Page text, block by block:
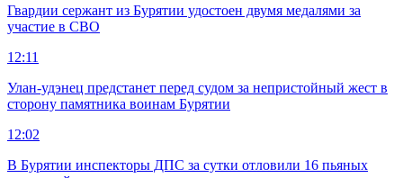
Гвардии сержант из Бурятии удостоен двумя медалями за
участие в СВО
12:11
Улан-удэнец предстанет перед судом за непристойный жест в
сторону памятника воинам Бурятии
12:02
В Бурятии инспекторы ДПС за сутки отловили 16 пьяных